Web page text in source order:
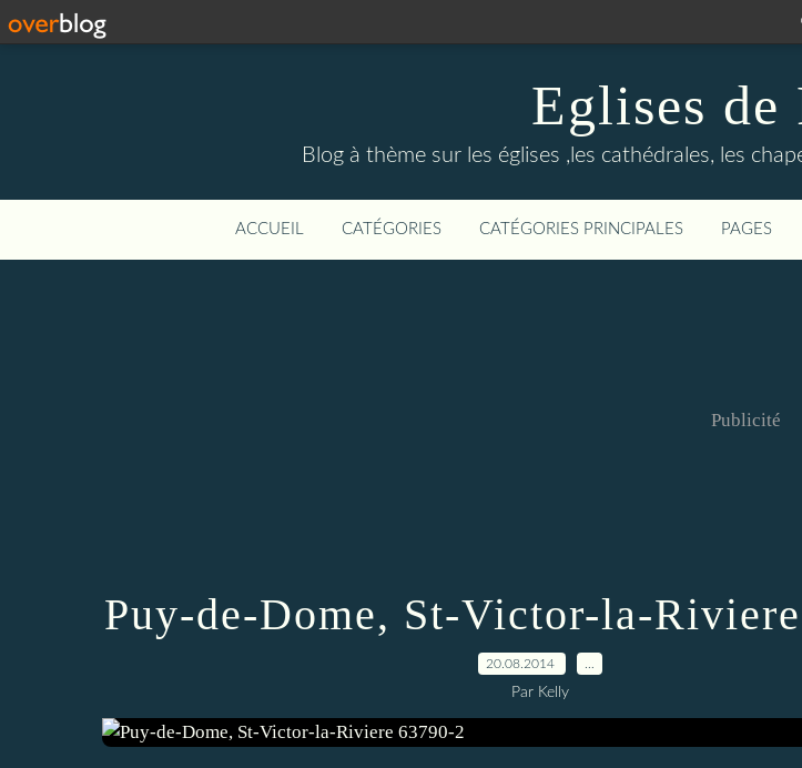
Eglises de
Blog à thème sur les églises ,les cathédrales, les
ACCUEIL CATÉGORIES CATÉGORIES PRINCIPALES PAGES
Publicité
Puy-de-Dome, St-Victor-la-
20.08.2014
Par Kelly